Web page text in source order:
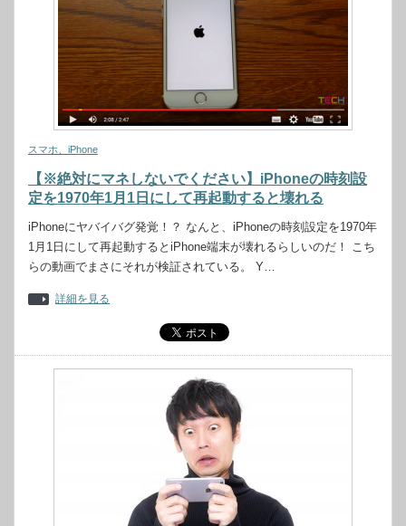
スマホ、iPhone
【※絶対にマネしないでください】iPhoneの時刻設
定を1970年1月1日にして再起動すると壊れる
iPhoneにヤバイバグ発覚！？ なんと、iPhoneの時刻設定を1970年
1月1日にして再起動するとiPhone端末が壊れるらしいのだ！ こち
らの動画でまさにそれが検証されている。 Y…
詳細を見る